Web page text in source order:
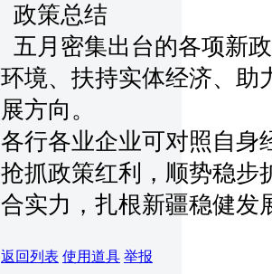
政策总结
五月密集出台的各项新
环境、扶持实体经济、助
展方向。
各行各业企业可对照自身
抢抓政策红利，顺势稳步
合实力，扎根新疆稳健发
返回列表 使用道具 举报